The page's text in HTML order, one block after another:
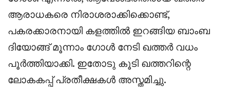
ആരാധകരെ നിരാശരാക്കിക്കൊണ്ട്,
പകരക്കാരനായി കളത്തിൽ ഇറങ്ങിയ ബാംബ
ദിയോങ്ങ് മൂന്നാം ഗോൾ നേടി ഖത്തർ വധം
പൂർത്തിയാക്കി. ഇതോടു കൂടി ഖത്തറിന്റെ
ലോകകപ്പ് പ്രതീക്ഷകൾ അസ്തമിച്ചു.